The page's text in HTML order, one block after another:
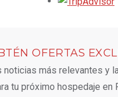
OFERTAS
noticias más relevantes y
tu próximo hospedaje en